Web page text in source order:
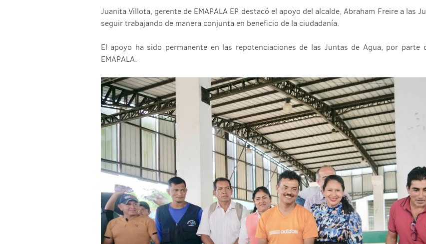
Juanita Villota, gerente de EMAPALA EP destacó el apoyo del alcalde, Abraham Freire a las
seguir trabajando de manera conjunta en beneficio de la ciudadanía.
El apoyo ha sido permanente en las repotenciaciones de las Juntas de Agua, por
EMAPALA.